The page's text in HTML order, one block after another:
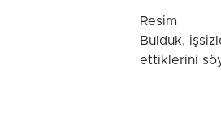
Resim
Bulduk,
ettiklerini